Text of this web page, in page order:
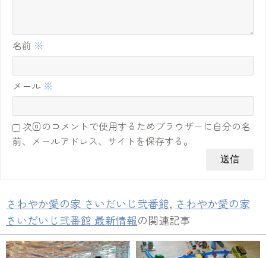
名前 ※
メール ※
次回のコメントで使用するためブラウザーに自分の名
前、メールアドレス、サイトを保存する。
さわやか愛の家 さいだいじ弐番館, さわやか愛の家
さいだいじ弐番館 最新情報の関連記事